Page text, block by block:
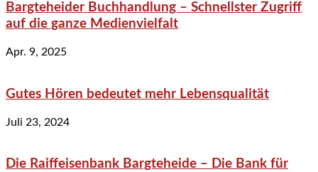
Bargteheider Buchhandlung – Schnellster Zugriff
auf die ganze Medienvielfalt
Apr. 9, 2025
Gutes Hören bedeutet mehr Lebensqualität
Juli 23, 2024
Die Raiffeisenbank Bargteheide – Die Bank für